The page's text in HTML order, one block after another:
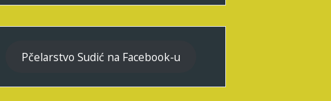
Pčelarstvo Sudić na Facebook-u